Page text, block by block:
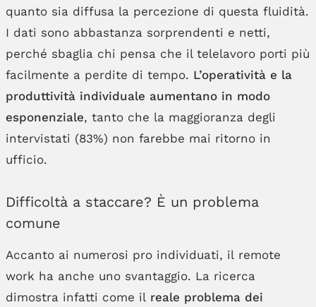
quanto sia diffusa la percezione di questa fluidità.
I dati sono abbastanza sorprendenti e netti,
perché sbaglia chi pensa che il telelavoro porti più
facilmente a perdite di tempo. L’operatività e la
produttività individuale aumentano in modo
esponenziale, tanto che la maggioranza degli
intervistati (83%) non farebbe mai ritorno in
ufficio.
Difficoltà a staccare? È un problema
comune
Accanto ai numerosi pro individuati, il remote
work ha anche uno svantaggio. La ricerca
dimostra infatti come il reale problema dei